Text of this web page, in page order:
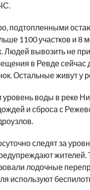
подтопленными
1100 участков и 8
Людей вывозить не
в Ревде сейчас
Остальные живут у
воды в реке
и сброса с
следят за
жителей.
лодочные
используют